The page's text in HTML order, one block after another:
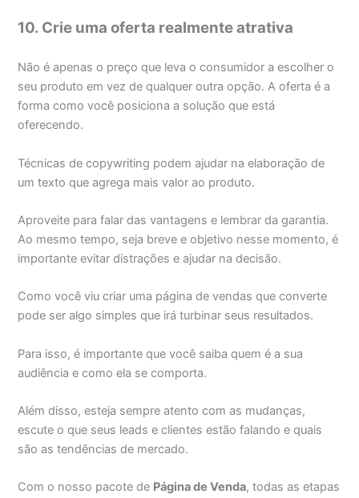
10. Crie uma oferta realmente atrativa
Não é apenas o preço que leva o consumidor a escolher o
seu produto em vez de qualquer outra opção. A oferta é a
forma como você posiciona a solução que está
oferecendo.
Técnicas de copywriting podem ajudar na elaboração de
um texto que agrega mais valor ao produto.
Aproveite para falar das vantagens e lembrar da garantia.
Ao mesmo tempo, seja breve e objetivo nesse momento, é
importante evitar distrações e ajudar na decisão.
Como você viu criar uma página de vendas que converte
pode ser algo simples que irá turbinar seus resultados.
Para isso, é importante que você saiba quem é a sua
audiência e como ela se comporta.
Além disso, esteja sempre atento com as mudanças,
escute o que seus leads e clientes estão falando e quais
são as tendências de mercado.
Com o nosso pacote de Página de Venda, todas as etapas